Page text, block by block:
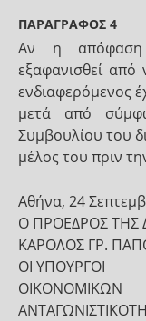
ΠΑΡΑΓΡΑΦΟΣ 4
Αν η απόφαση
εξαφανισθεί από
ενδιαφερόμενος
μετά από
Συμβουλίου του
μέλος του πριν
Αθήνα, 24
Ο ΠΡΟΕΔΡΟΣ ΤΗΣ
ΚΑΡΟΛΟΣ ΓΡ.
ΟΙ ΥΠΟΥΡΓΟΙ